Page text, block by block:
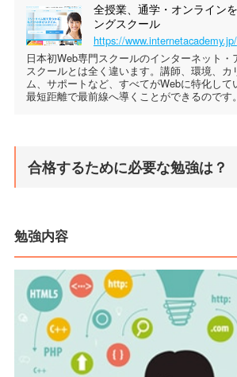
全授業、通学・オンライン
ングスクール
https://www.internetacademy.jp/
日本初Web専門スクールのインターネット
スクールとは全く違います。講師、環境、カ
ム、サポートなど、すべてがWebに特化して
最短距離で最前線へ導くことができるのです。
合格するために必要な勉強は？
勉強内容